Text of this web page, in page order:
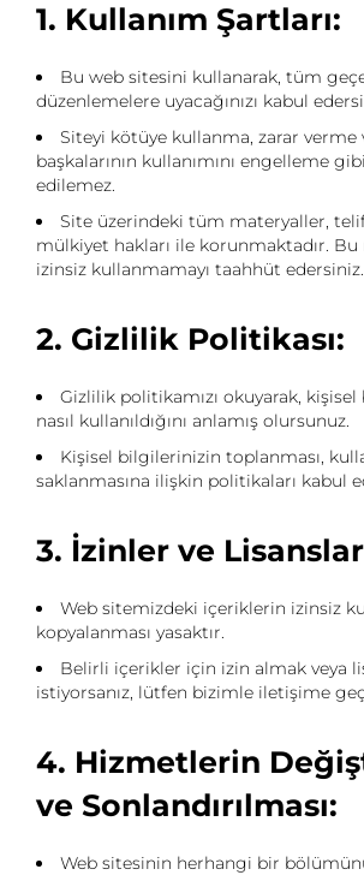
1. Kullanım Şartları:
Bu web sitesini kullanarak, tüm
düzenlemelere uyacağınızı kabul
Siteyi kötüye kullanma, zarar verme
başkalarının kullanımını engelleme
edilemez.
Site üzerindeki tüm materyaller,
mülkiyet hakları ile korunmaktadır.
izinsiz kullanmamayı taahhüt edersiniz.
2. Gizlilik Politikası:
Gizlilik politikamızı okuyarak,
nasıl kullanıldığını anlamış olursunuz.
Kişisel bilgilerinizin toplanması,
saklanmasına ilişkin politikaları kabul
3. İzinler ve
Web sitemizdeki içeriklerin izinsiz
kopyalanması yasaktır.
Belirli içerikler için izin almak veya
istiyorsanız, lütfen bizimle iletişime
4. Hizmetlerin
ve Sonlandırılması:
Web sitesinin herhangi bir